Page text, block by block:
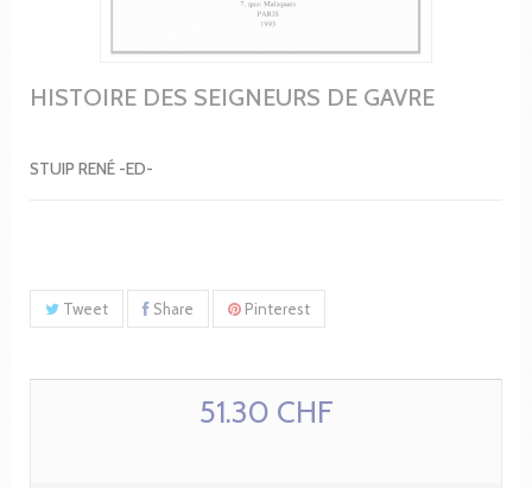
HISTOIRE DES SEIGNEURS DE GAVRE
STUIP RENÉ -ED-
Tweet Share Pinterest
51.30 CHF